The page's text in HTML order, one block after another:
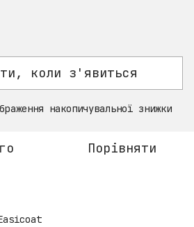
коли з'явиться
накопичувальної знижки
Порівняти